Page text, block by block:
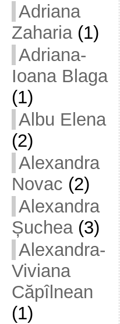
Adriana
Zaharia(1)
Adriana-
Ioana Blaga
(1)
Albu Elena
(2)
Alexandra
Novac (2)
Alexandra
Șuchea(3)
Alexandra-
Viviana
Căpîlnean
(1)